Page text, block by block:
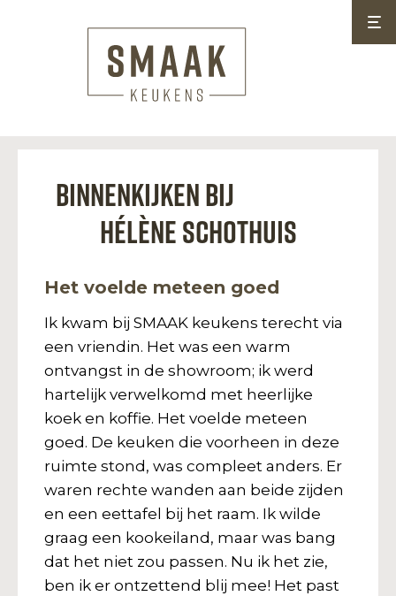
Binnenkijken bij
Hélène Schothuis
Het voelde meteen goed
Ik kwam bij SMAAK keukens terecht via
een vriendin. Het was een warm
ontvangst in de showroom; ik werd
hartelijk verwelkomd met heerlijke
koek en koffie. Het voelde meteen
goed. De keuken die voorheen in deze
ruimte stond, was compleet anders. Er
waren rechte wanden aan beide zijden
en een eettafel bij het raam. Ik wilde
graag een kookeiland, maar was bang
dat het niet zou passen. Nu ik het zie,
ben ik er ontzettend blij mee! Het past